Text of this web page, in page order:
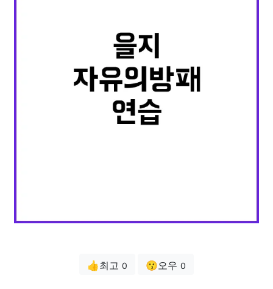
👍최고 0 😗오우 0